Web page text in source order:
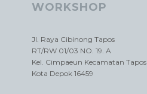
WORKSHOP
Jl. Raya Cibinong Tapos
RT/RW 01/03 NO. 19. A
Kel. Cimpaeun Kecamatan Tapos
Kota Depok 16459